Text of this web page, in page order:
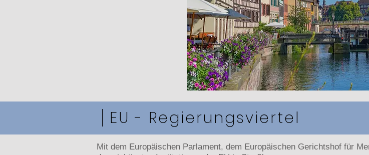
EU - Regierungsviertel
Mit dem Europäischen Parlament, dem Europäischen Gerichtshof für